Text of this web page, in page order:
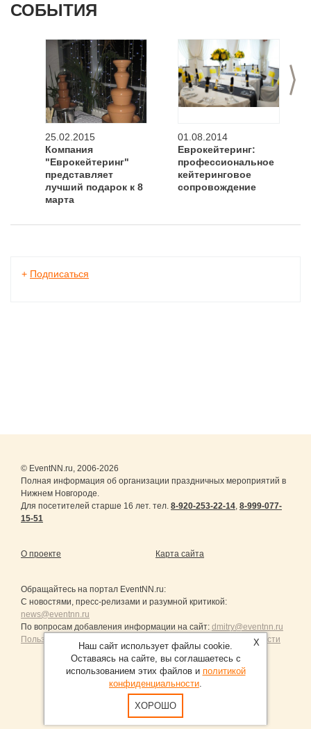
СОБЫТИЯ
>
25.02.2015
Компания
"Еврокейтеринг"
представляет
лучший подарок к 8
марта
01.08.2014
Еврокейтеринг:
профессиональное
кейтеринговое
сопровождение
+ Подписаться
© EventNN.ru, 2006-2026
Полная информация об организации праздничных мероприятий в
Нижнем Новгороде.
Для посетителей старше 16 лет. тел. 8-920-253-22-14, 8-999-077-
15-51
О проекте Карта сайта
Обращайтесь на портал EventNN.ru:
С новостями, пресс-релизами и разумной критикой:
news@eventnn.ru
По вопросам добавления информации на сайт: dmitry@eventnn.ru
Пользовательское Соглашение и политика конфиденциальности
Продвижение сайтов Санкт-Петербург
X
Наш сайт использует файлы cookie.
Оставаясь на сайте, вы соглашаетесь с
использованием этих файлов и политикой
конфиденциальности.
ХОРОШО